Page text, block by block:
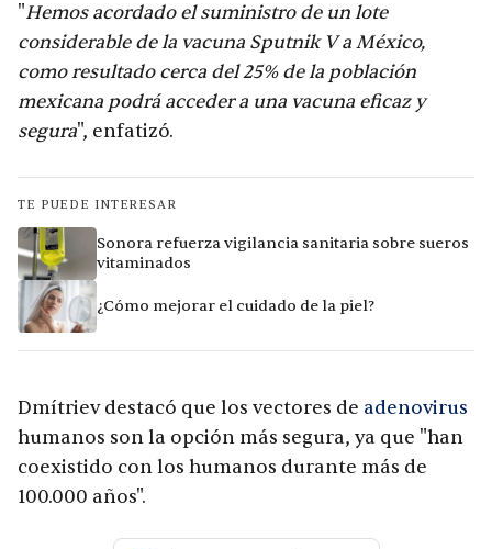
"Hemos acordado el suministro de un lote
considerable de la vacuna Sputnik V a México,
como resultado cerca del 25% de la población
mexicana podrá acceder a una vacuna eficaz y
segura", enfatizó.
TE PUEDE INTERESAR
Sonora refuerza vigilancia sanitaria sobre sueros
vitaminados
¿Cómo mejorar el cuidado de la piel?
Dmítriev destacó que los vectores de adenovirus
humanos son la opción más segura, ya que "han
coexistido con los humanos durante más de
100.000 años".